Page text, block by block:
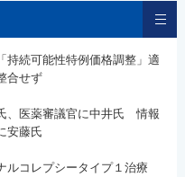
続可能性特例価格調整」適
合せず
、医薬審議官に中井氏 情報
安藤氏
コレプシータイプ１治療